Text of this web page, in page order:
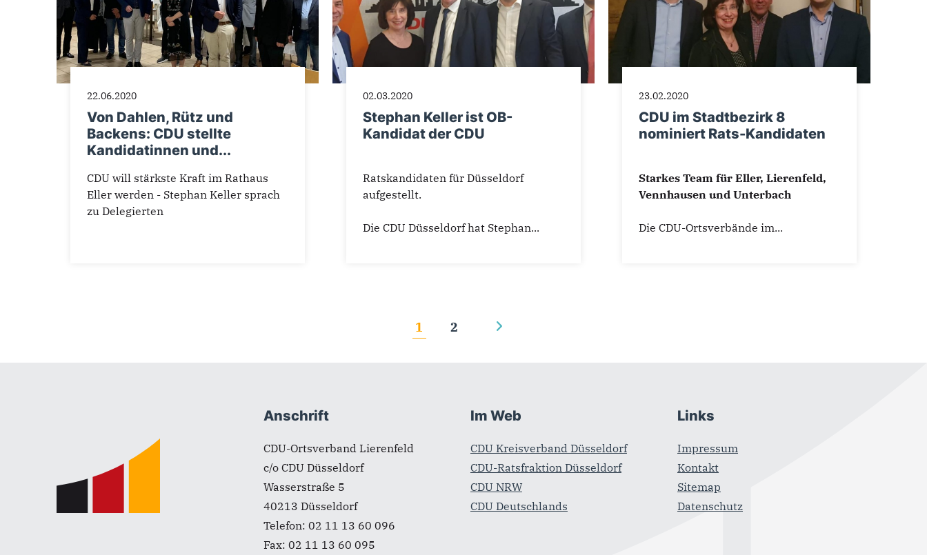
22.06.2020
Von Dahlen, Rütz und
Backens: CDU stellte
Kandidatinnen und...
CDU will stärkste Kraft im Rathaus
Eller werden - Stephan Keller sprach
zu Delegierten
02.03.2020
Stephan Keller ist OB-
Kandidat der CDU
Ratskandidaten für Düsseldorf
aufgestellt.
Die CDU Düsseldorf hat Stephan...
23.02.2020
CDU im Stadtbezirk 8
nominiert Rats-Kandidaten
Starkes Team für Eller, Lierenfeld,
Vennhausen und Unterbach
Die CDU-Ortsverbände im...
1 2
Anschrift
CDU-Ortsverband Lierenfeld
c/o CDU Düsseldorf
Wasserstraße 5
40213 Düsseldorf
Telefon: 02 11 13 60 096
Fax: 02 11 13 60 095
Im Web
CDU Kreisverband Düsseldorf
CDU-Ratsfraktion Düsseldorf
CDU NRW
CDU Deutschlands
Links
Impressum
Kontakt
Sitemap
Datenschutz